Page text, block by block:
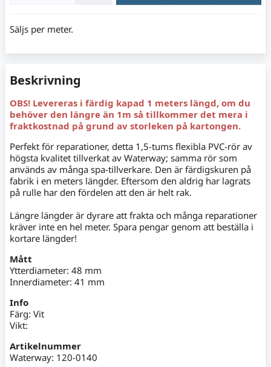
Säljs per meter.
Beskrivning
OBS! Levereras i färdig kapad 1 meters längd, om du
behöver den längre än 1m så tillkommer det mera i
fraktkostnad på grund av storleken på kartongen.
Perfekt för reparationer, detta 1,5-tums flexibla PVC-rör av
högsta kvalitet tillverkat av Waterway; samma rör som
används av många spa-tillverkare. Den är färdigskuren på
fabrik i en meters längder. Eftersom den aldrig har lagrats
på rulle har den fördelen att den är helt rak.
Längre längder är dyrare att frakta och många reparationer
kräver inte en hel meter. Spara pengar genom att beställa i
kortare längder!
Mått
Ytterdiameter: 48 mm
Innerdiameter: 41 mm
Info
Färg: Vit
Vikt:
Artikelnummer
Waterway: 120-0140